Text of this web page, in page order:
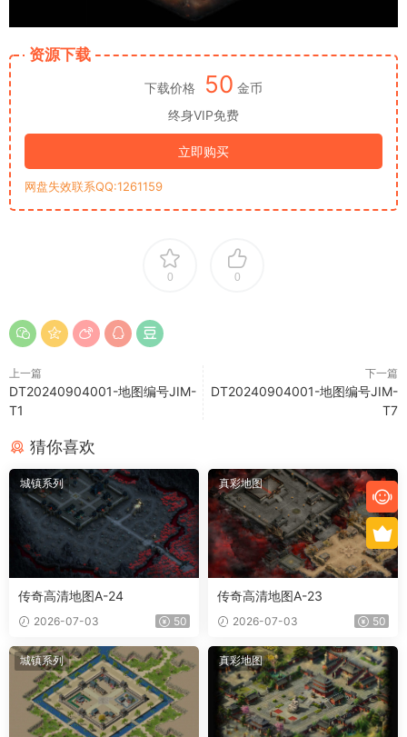
资源下载
下载价格 50 金币
终身VIP免费
立即购买
网盘失效联系QQ:1261159
0 0
上一篇
DT20240904001-地图编号JIM-
T1
下一篇
DT20240904001-地图编号JIM-
T7
猜你喜欢
城镇系列
传奇高清地图A-24
2026-07-03 50
真彩地图
传奇高清地图A-23
2026-07-03 50
城镇系列 真彩地图